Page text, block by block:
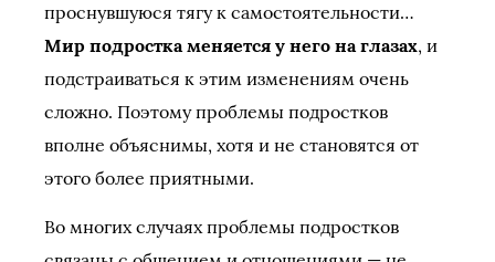
проснувшуюся тягу к самостоятельности…
Мир подростка меняется у него на глазах, и
подстраиваться к этим изменениям очень
сложно. Поэтому проблемы подростков
вполне объяснимы, хотя и не становятся от
этого более приятными.
Во многих случаях проблемы подростков